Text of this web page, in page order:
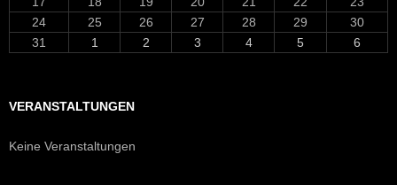
24
25 26 27 28 29
30
31
1 2 3 4 5 6
VERANSTALTUNGEN
Keine Veranstaltungen